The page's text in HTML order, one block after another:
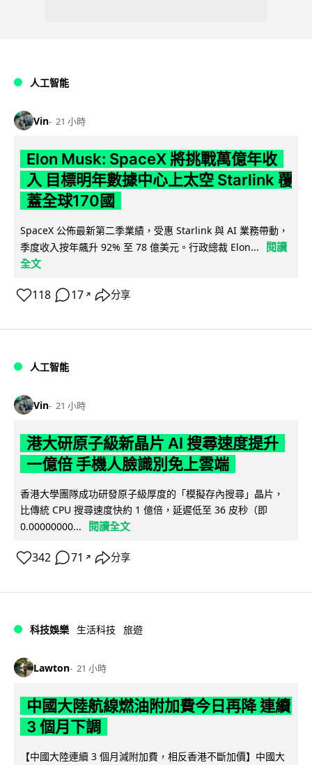
人工智能
Vin 21 小時
Elon Musk: SpaceX 將挑戰萬億年收
入 目標明年數據中心上太空 Starlink 覆
蓋全球170國
SpaceX 公佈最新第二季業績，受惠 Starlink 與 AI 業務帶動，
季度收入按年飆升 92% 至 78 億美元。行政總裁 Elon...
閱讀
全文
118 17 ↗ 分享
人工智能
Vin 21 小時
港大研原子級新晶片 AI 搜尋速度提升
一億倍 手機人臉識別免上雲端
香港大學團隊成功研發原子級厚度的「模擬存內搜尋」晶片，
比傳統 CPU 搜尋速度快約 1 億倍，延遲低至 36 皮秒（即
0.00000000...
閱讀全文
342 71 ↗ 分享
科技娛樂 生活科技 旅遊
Lawton 21 小時
中國大陸航線燃油附加費今日再降 連續
3 個月下調
【中國大陸連續 3 個月減附加費，相反香港不斷加價】中國大